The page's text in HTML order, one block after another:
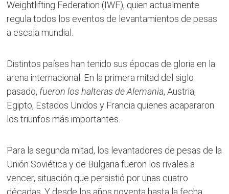
Weightlifting Federation (IWF), quien actualmente
regula todos los eventos de levantamientos de pesas
a escala mundial.
Distintos países han tenido sus épocas de gloria en la
arena internacional. En la primera mitad del siglo
pasado, fueron los halteras de Alemania, Austria,
Egipto, Estados Unidos y Francia quienes acapararon
los triunfos más importantes.
Para la segunda mitad, los levantadores de pesas de la
Unión Soviética y de Bulgaria fueron los rivales a
vencer, situación que persistió por unas cuatro
décadas. Y desde los años noventa hasta la fecha,